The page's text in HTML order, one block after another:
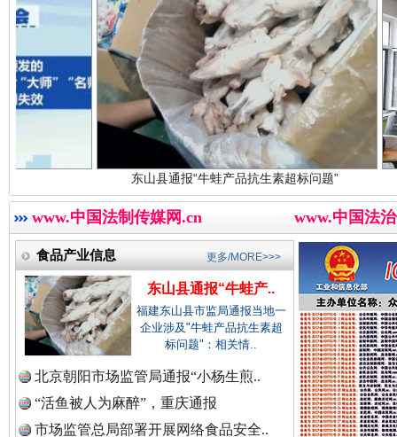
中国农业新闻网.
中国视频新闻网.
中国廉政法纪网.
中国律师在线.
中国参政网.中
世界屋脊 天路回响 永
东山县通报“牛蛙产品抗生素超标问题”
www.中国法制传媒网.cn www.中国法
食品产业信息
东山县通报“牛蛙产..
福建东山县市监局通报当地一
企业涉及"牛蛙产品抗生素超
标问题"：相关情..
北京朝阳市场监管局通报“小杨生煎..
“活鱼被人为麻醉”，重庆通报
市场监管总局部署开展网络食品安全..
更多/MORE>>>